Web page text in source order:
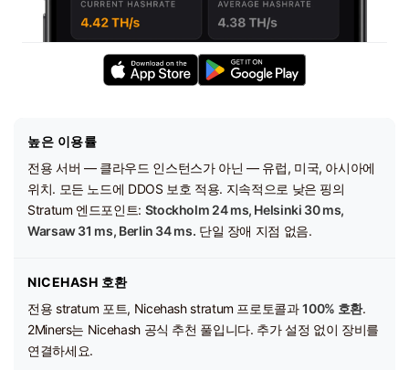
높은 이용률
전용 서버 — 클라우드 인스턴스가 아닌 — 유럽, 미국, 아시아에
위치. 모든 노드에 DDOS 보호 적용. 지속적으로 낮은 핑의
Stratum 엔드포인트: Stockholm 24 ms, Helsinki 30 ms,
Warsaw 31 ms, Berlin 34 ms. 단일 장애 지점 없음.
NICEHASH 호환
전용 stratum 포트, Nicehash stratum 프로토콜과100% 호환.
2Miners는 Nicehash 공식 추천 풀입니다. 추가 설정 없이 장비를
연결하세요.